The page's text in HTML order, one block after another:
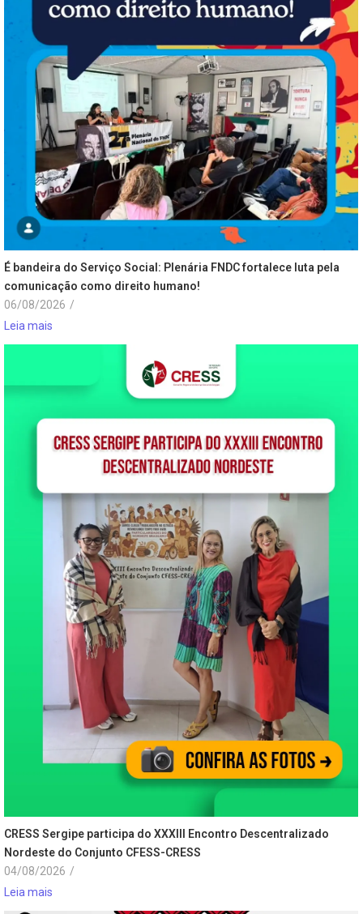
É bandeira do Serviço Social: Plenária FNDC fortalece luta pela
comunicação como direito humano!
06/08/2026 /
Leia mais
CRESS Sergipe participa do XXXIII Encontro Descentralizado
Nordeste do Conjunto CFESS-CRESS
04/08/2026 /
Leia mais